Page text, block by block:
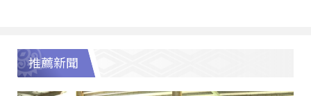
推薦新聞